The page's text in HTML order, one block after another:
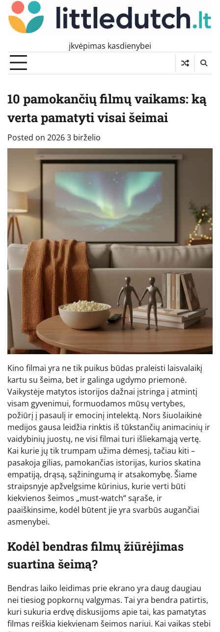
Skip
content
įkvėpimas kasdienybei
10 pamokančių filmų vaikams: ką
verta pamatyti visai šeimai
Posted on 2026 3 birželio
Kino filmai yra ne tik puikus būdas praleisti laisvalaikį
kartu su šeima, bet ir galinga ugdymo priemonė.
Vaikystėje matytos istorijos dažnai įstringa į atmintį
visam gyvenimui, formuodamos mūsų vertybes,
požiūrį į pasaulį ir emocinį intelektą. Nors šiuolaikinė
medijos gausa leidžia rinktis iš tūkstančių animacinių ir
vaidybinių juostų, ne visi filmai turi išliekamąją vertę.
Kai kurie jų tik trumpam užima dėmesį, tačiau kiti –
pasakoja gilias, pamokančias istorijas, kurios skatina
empatiją, drąsą, sąžiningumą ir atsakomybę. Šiame
straipsnyje apžvelgsime kūrinius, kurie verti būti
kiekvienos šeimos „must-watch“ sąraše, ir
paaiškinsime, kodėl būtent jie yra svarbūs augančiai
asmenybei.
Kodėl bendras filmų žiūrėjimas
suartina šeimą?
Bendras laiko leidimas prie ekrano yra daug daugiau
nei tiesiog popkornų valgymas. Tai yra bendra patirtis,
kuri sukuria erdvę diskusijoms apie tai, kas pamatytas
filmas reiškia kiekvienam šeimos nariui. Kai vaikas stebi